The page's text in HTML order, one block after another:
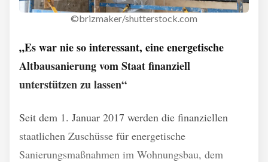
©brizmaker/shutterstock.com
„Es war nie so interessant, eine energetische
Altbausanierung vom Staat finanziell
unterstützen zu lassen“
Seit dem 1. Januar 2017 werden die finanziellen
staatlichen Zuschüsse für energetische
Sanierungsmaßnahmen im Wohnungsbau, dem